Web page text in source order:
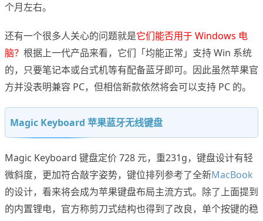
个月左右。
还有一个很多人关心的问题就是它们能否用于 Windows 电
脑？ 根据上一代产品来看，它们「均能正常」支持 Win 系统
的，只要笔记本或台式机等有配备蓝牙即可。因此虽然苹果官
方并没表明兼容 PC，但相信新款依然将会可以支持 PC 的。
Magic Keyboard 苹果蓝牙无线键盘
Magic Keyboard 键盘定价 728 元，重231g，键盘设计有轻
微斜度，更加符合敲字姿势，键位排列参考了全新MacBook
的设计，看来将会成为苹果键盘布局主流方式。除了上面提到
的内置锂电，官方称剪刀式结构也得到了改良，单个按键的稳